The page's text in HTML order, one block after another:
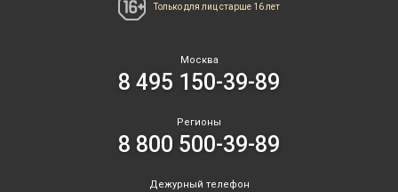
Только для лиц старше 16 лет
Москва
8 495 150-39-89
Регионы
8 800 500-39-89
Дежурный телефон